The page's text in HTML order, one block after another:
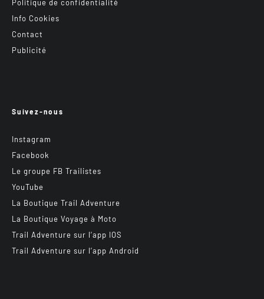
Politique de confidentialité
Info Cookies
Contact
Publicité
Suivez-nous
Instagram
Facebook
Le groupe FB Trailistes
YouTube
La Boutique Trail Adventure
La Boutique Voyage à Moto
Trail Adventure sur l’app IOS
Trail Adventure sur l’app Android